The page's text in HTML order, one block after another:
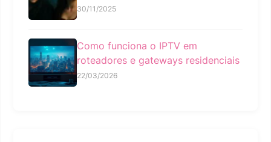
30/11/2025
Como funciona o IPTV em
roteadores e gateways residenciais
22/03/2026